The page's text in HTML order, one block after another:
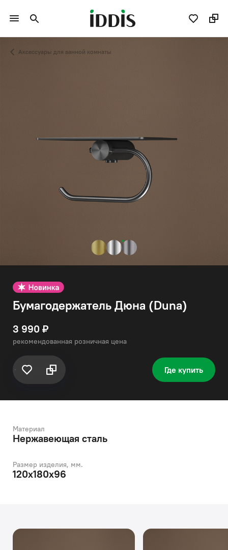
Аксессуары для ванной комнаты
Бумагодержатель Дюна (Duna)
3 990 ₽
рекомендованная розничная цена
Где купить
Материал
Нержавеющая сталь
Размер изделия, мм.
120х180х96